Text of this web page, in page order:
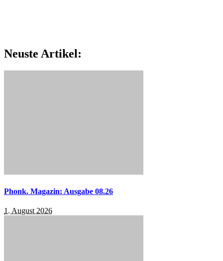
Neuste Artikel:
Phonk. Magazin: Ausgabe 08.26
1. August 2026